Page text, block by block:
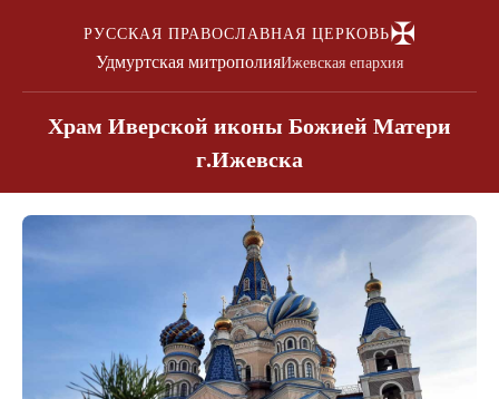
РУССКАЯ ПРАВОСЛАВНАЯ ЦЕРКОВЬ✠
Удмуртская митрополияИжевская епархия
Храм Иверской иконы Божией Матери
г.Ижевска